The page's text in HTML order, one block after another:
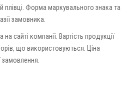
плівці. Форма маркувального знака та
замовника.
сайті компанії. Вартість продукції
що використовуються. Ціна
замовлення.